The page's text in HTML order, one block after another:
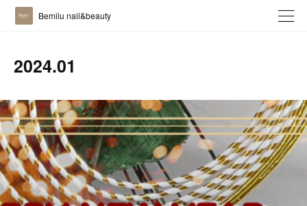
Bemilu nail&beauty
2024.01